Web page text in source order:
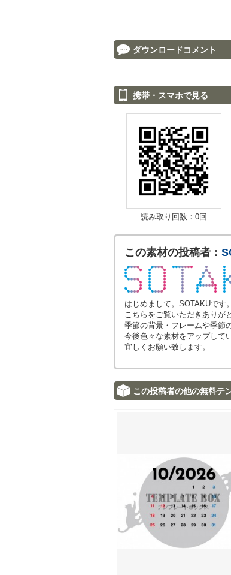
ダウンロードコメント
携帯・スマホで見る
読み取り回数：0回
この素材の投稿者：
はじめまして。SOTAKUです。
こちらをご覧いただきありが
季節の背景・フレームや季節
今後色々な素材をアップして
宜しくお願い致します。
この投稿者の他の無料テ